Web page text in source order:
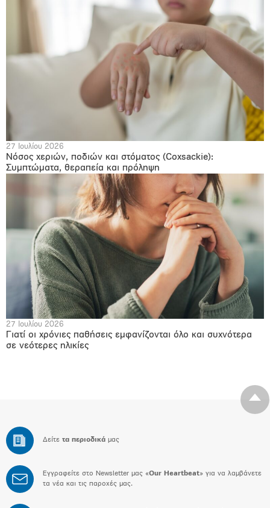
27 Ιουλίου 2026
Νόσος χεριών, ποδιών και στόματος (Coxsackie):
Συμπτώματα, θεραπεία και πρόληψη
27 Ιουλίου 2026
Γιατί οι χρόνιες παθήσεις εμφανίζονται όλο και συχνότερα
σε νεότερες ηλικίες
Δείτε τα περιοδικά μας
Εγγραφείτε στο Newsletter μας «Our Heartbeat» για να λαμβάνετε
τα νέα και τις παροχές μας.